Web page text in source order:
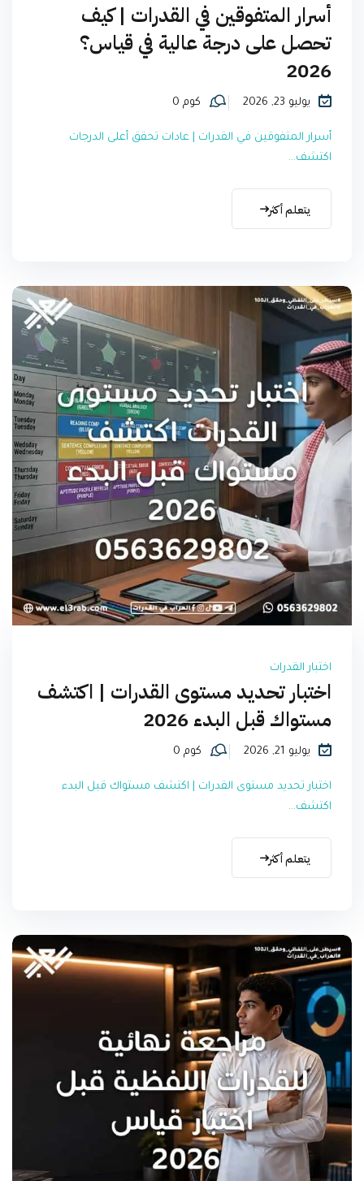
أسرار المتفوقين في القدرات | كيف
تحصل على درجة عالية في قياس؟
2026
يوليو 23, 2026 كوم 0
أسرار المتفوقين في القدرات | عادات تحقق أعلى الدرجات
اكتشف...
يتعلم أكثر
اختبار القدرات
اختبار تحديد مستوى القدرات | اكتشف
مستواك قبل البدء 2026
يوليو 21, 2026 كوم 0
اختبار تحديد مستوى القدرات | اكتشف مستواك قبل البدء
اكتشف...
يتعلم أكثر